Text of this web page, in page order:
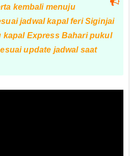
kembali menuju
jadwal kapal feri Siginjai
kapal Express Bahari pukul
update jadwal saat